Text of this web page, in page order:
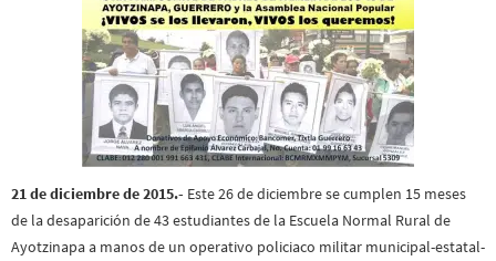
21 de diciembre de 2015.- Este 26 de diciembre se cumplen 15 meses
de la desaparición de 43 estudiantes de la Escuela Normal Rural de
Ayotzinapa a manos de un operativo policiaco militar municipal-estatal-